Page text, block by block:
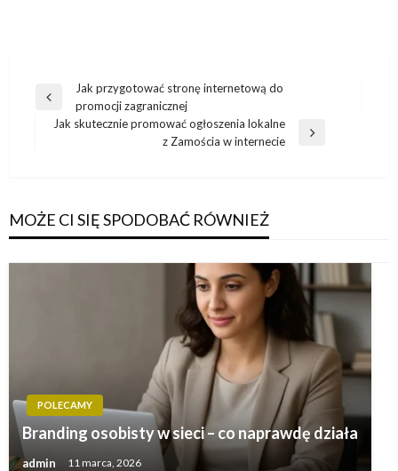
Nawigacja
wpisu
Poprzedni
wpis
Jak przygotować stronę internetową do
promocji zagranicznej
Jak skutecznie promować ogłoszenia lokalne
z Zamościa w internecie
MOŻE CI SIĘ SPODOBAĆ RÓWNIEŻ
POLECAMY
Branding osobisty w sieci – co naprawdę działa
admin 11 marca, 2026